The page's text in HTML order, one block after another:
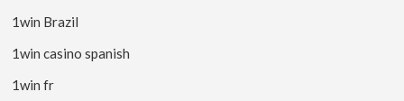
1win Brazil
1win casino spanish
1win fr